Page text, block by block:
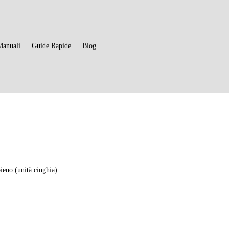
Guide Rapide Blog
(unità cinghia)